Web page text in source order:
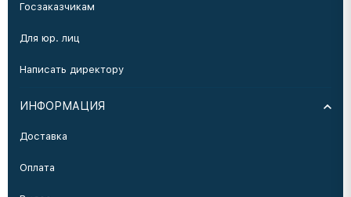
Госзаказчикам
Для юр. лиц
Написать директору
ИНФОРМАЦИЯ
Доставка
Оплата